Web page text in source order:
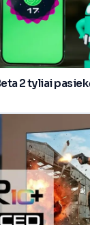
2 tyliai